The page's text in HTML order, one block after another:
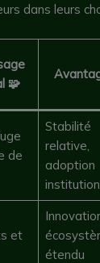
dans leurs
🧩
de
Stabilité
relative,
adoption
et
étendu